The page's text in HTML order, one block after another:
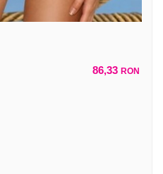
86,33 RON